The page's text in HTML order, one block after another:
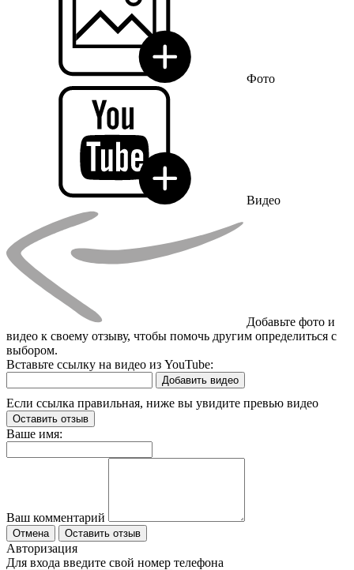
Фото
Видео
Добавьте фото и
видео к своему отзыву, чтобы помочь другим определиться с
выбором.
Вставьте ссылку на видео из YouTube:
Добавить видео
Если ссылка правильная, ниже вы увидите превью видео
Оставить отзыв
Ваше имя:
Ваш комментарий
Отмена Оставить отзыв
Авторизация
Для входа введите свой номер телефона